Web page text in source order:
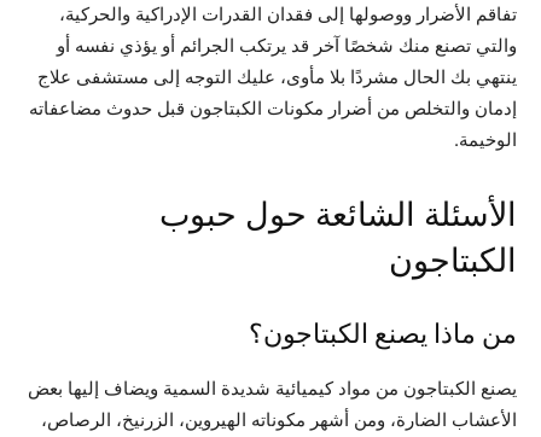
تفاقم الأضرار ووصولها إلى فقدان القدرات الإدراكية والحركية،
والتي تصنع منك شخصًا آخر قد يرتكب الجرائم أو يؤذي نفسه أو
ينتهي بك الحال مشردًا بلا مأوى، عليك التوجه إلى مستشفى علاج
إدمان والتخلص من أضرار مكونات الكبتاجون قبل حدوث مضاعفاته
الوخيمة.
الأسئلة الشائعة حول حبوب
الكبتاجون
من ماذا يصنع الكبتاجون؟
يصنع الكبتاجون من مواد كيميائية شديدة السمية ويضاف إليها بعض
الأعشاب الضارة، ومن أشهر مكوناته الهيروين، الزرنيخ، الرصاص،